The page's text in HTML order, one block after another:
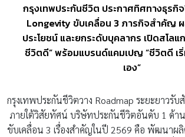
กรุงเทพประกันชีวิต ประกาศทิศทางธุรกิ
Longevity ขับเคลื่อน 3 ภารกิจสำคัญ
ประโยชน์ และยกระดับบุคลากร เปิดสโลแ
ชีวิตดี” พร้อมแบรนด์แคมเปญ “ชีวิตดี เ
เอง”
กรุงเทพประกันชีวิตวาง Roadmap ระยะยาวรับ
ภายใต้วิสัยทัศน์ บริษัทประกันชีวิตอันดับ 1 ด้าน
ขับเคลื่อน 3 เรื่องสำคัญในปี 2569 คือ พัฒนา